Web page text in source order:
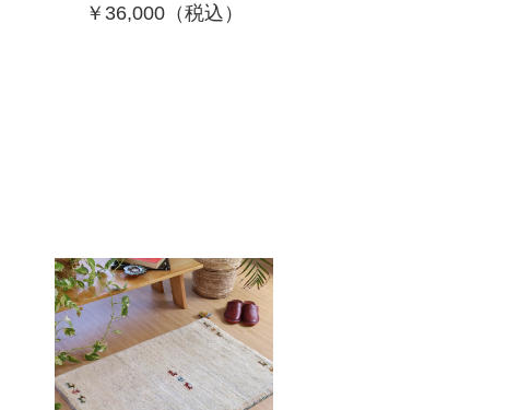
￥36,000（税込）